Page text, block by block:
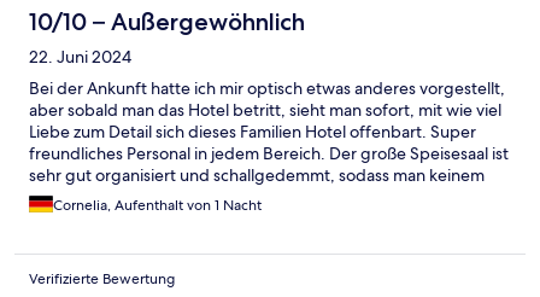
10/10 – Außergewöhnlich
22. Juni 2024
Bei der Ankunft hatte ich mir optisch etwas anderes vorgestellt,
aber sobald man das Hotel betritt, sieht man sofort, mit wie viel
Liebe zum Detail sich dieses Familien Hotel offenbart. Super
freundliches Personal in jedem Bereich. Der große Speisesaal ist
sehr gut organisiert und schallgedemmt, sodass man keinem
Lärmpegel ausgesetzt ist. Fazit: unbedingt mit Kindern
besuchen.
Cornelia, Aufenthalt von 1 Nacht
Verifizierte Bewertung